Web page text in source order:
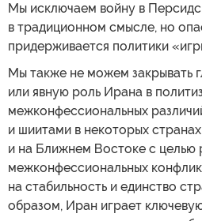
Мы исключаем войну в
в традиционном смысле, но
придерживается политики
Мы также не можем закрывать
или явную роль Ирана в
межконфессиональных
и шиитами в некоторых
и на Ближнем Востоке с целью
межконфессиональных
на стабильность и единство
образом, Иран играет